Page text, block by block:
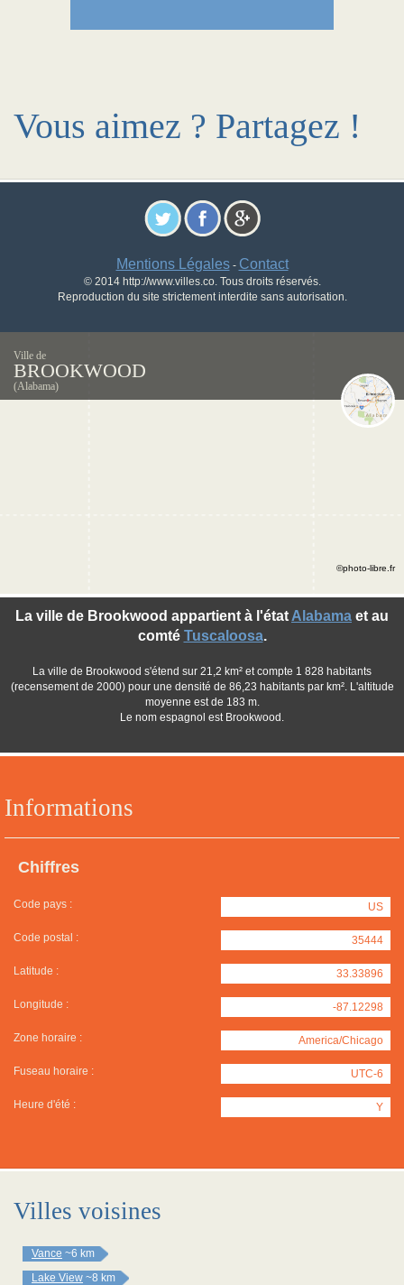
Vous aimez ? Partagez !
Mentions Légales- Contact
© 2014 http://www.villes.co. Tous droits réservés.
Reproduction du site strictement interdite sans autorisation.
Ville de
BROOKWOOD
(Alabama)
Informations
Chiffres
Code pays : US
Code postal : 35444
Latitude : 33.33896
Longitude : -87.12298
Zone horaire : America/Chicago
Fuseau horaire : UTC-6
Heure d'été : Y
La ville de Brookwood appartient à l'état Alabama et au
comté Tuscaloosa.
La ville de Brookwood s'étend sur 21,2 km² et compte 1 828 habitants
(recensement de 2000) pour une densité de 86,23 habitants par km². L'altitude
moyenne est de 183 m.
Le nom espagnol est Brookwood.
©photo-libre.fr
Villes voisines
Vance ~6 km
Lake View ~8 km